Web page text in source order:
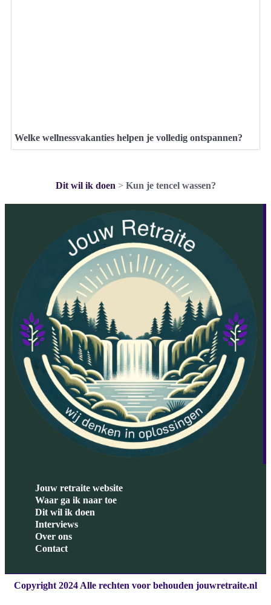
Welke wellnessvakanties helpen je volledig ontspannen?
Dit wil ik doen > Kun je tencel wassen?
Jouw retraite website
Waar ga ik naar toe
Dit wil ik doen
Interviews
Over ons
Contact
Copyright 2024 Alle rechten voor behouden jouwretraite.nl